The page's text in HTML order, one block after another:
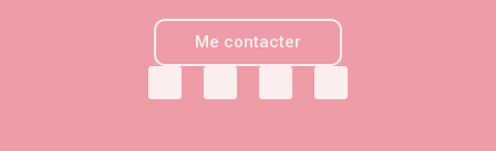
Me contacter